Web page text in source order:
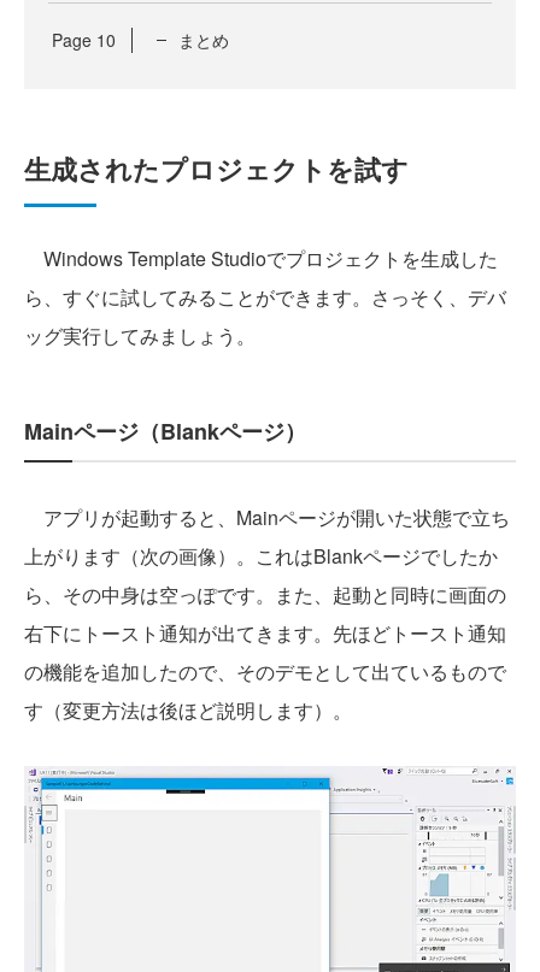
Page 10 まとめ
生成されたプロジェクトを試す
Windows Template Studioでプロジェクトを生成した
ら、すぐに試してみることができます。さっそく、デバ
ッグ実行してみましょう。
Mainページ（Blankページ）
アプリが起動すると、Mainページが開いた状態で立ち
上がります（次の画像）。これはBlankページでしたか
ら、その中身は空っぽです。また、起動と同時に画面の
右下にトースト通知が出てきます。先ほどトースト通知
の機能を追加したので、そのデモとして出ているもので
す（変更方法は後ほど説明します）。